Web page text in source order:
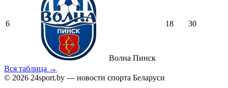
6
Волна Пинск
18 30
Вся таблица →
© 2026 24sport.by — новости спорта Беларуси